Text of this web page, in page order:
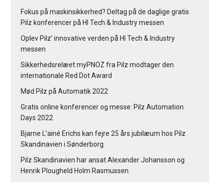
Fokus på maskinsikkerhed? Deltag på de daglige gratis
Pilz konferencer på HI Tech & Industry messen
Oplev Pilz’ innovative verden på HI Tech & Industry
messen
Sikkerhedsrelæet myPNOZ fra Pilz modtager den
internationale Red Dot Award
Mød Pilz på Automatik 2022
Gratis online konferencer og messe: Pilz Automation
Days 2022
Bjarne L’ainé Erichs kan fejre 25 års jubilæum hos Pilz
Skandinavien i Sønderborg
Pilz Skandinavien har ansat Alexander Johansson og
Henrik Plougheld Holm Rasmussen